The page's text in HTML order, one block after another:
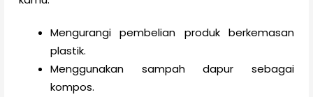
Mengurangi pembelian produk berkemasan
plastik.
Menggunakan sampah dapur sebagai
kompos.